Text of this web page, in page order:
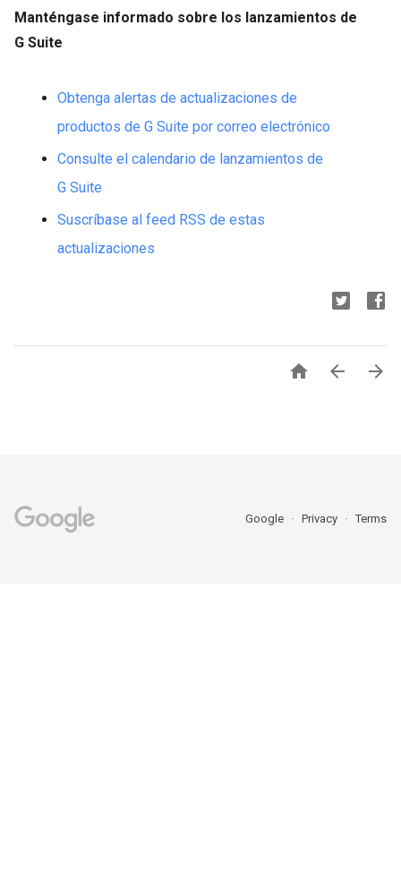
Manténgase informado sobre los lanzamientos de
G Suite
Obtenga alertas de actualizaciones de
productos de G Suite por correo electrónico
Consulte el calendario de lanzamientos de
G Suite
Suscríbase al feed RSS de estas
actualizaciones
  
Google Privacy Terms